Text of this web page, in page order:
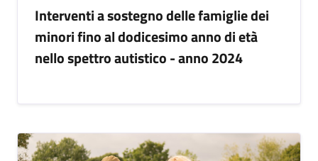
Interventi a sostegno delle famiglie dei
minori fino al dodicesimo anno di età
nello spettro autistico - anno 2024